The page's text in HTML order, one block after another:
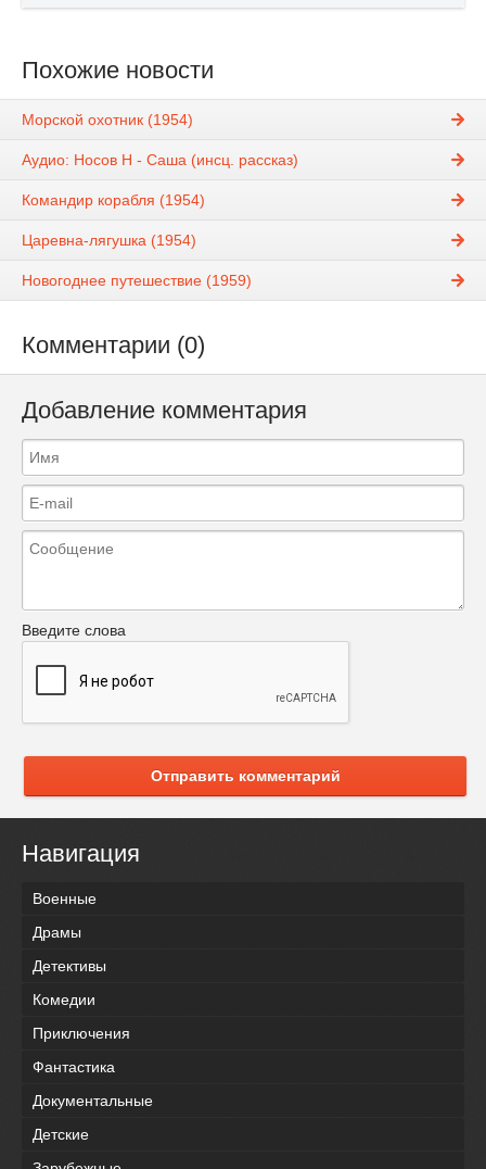
Похожие новости
Морской охотник (1954)
Аудио: Носов Н - Саша (инсц. рассказ)
Командир корабля (1954)
Царевна-лягушка (1954)
Новогоднее путешествие (1959)
Комментарии (0)
Добавление комментария
Введите слова
Отправить комментарий
Навигация
Военные
Драмы
Детективы
Комедии
Приключения
Фантастика
Документальные
Детские